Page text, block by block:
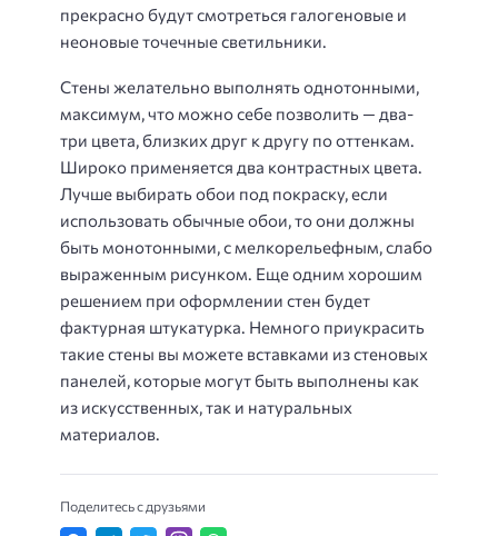
прекрасно будут смотреться галогеновые и
неоновые точечные светильники.
Стены желательно выполнять однотонными,
максимум, что можно себе позволить — два-
три цвета, близких друг к другу по оттенкам.
Широко применяется два контрастных цвета.
Лучше выбирать обои под покраску, если
использовать обычные обои, то они должны
быть монотонными, с мелкорельефным, слабо
выраженным рисунком. Еще одним хорошим
решением при оформлении стен будет
фактурная штукатурка. Немного приукрасить
такие стены вы можете вставками из стеновых
панелей, которые могут быть выполнены как
из искусственных, так и натуральных
материалов.
Поделитесь с друзьями